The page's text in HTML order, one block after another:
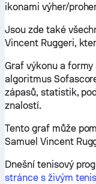
ikonami výher/
Jsou zde také
Vincent Ruggeri,
Graf výkonu a
algoritmus
zápasů, statistik,
znalostí.
Tento graf může
Samuel Vincent
Dnešní tenisový
stránce s živým